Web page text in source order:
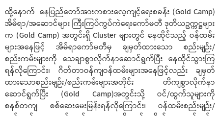
ထို့နောက် နေပြည်တော်အားကစားလေ့ကျင့်ရေးစခန်း (Gold Camp)
အိမ်ရာ/အဆောင်များ ကြီးကြပ်ကွပ်ကဲရေးကော်မတီ ဒုတိယဥက္ကဋ္ဌများ
က (Gold Camp) အတွင်းရှိ Cluster များတွင် နေထိုင်သည့် ဝန်ထမ်း
များအနေဖြင့် အိမ်ရာကော်မတီမှ ချမှတ်ထားသော စည်းမျဉ်း/
စည်းကမ်းများကို သေချာစွာလိုက်နာဆောင်ရွက်ပြီး နေထိုင်သွားကြ
ရန်လိုကြောင်း၊ ဂိတ်တာဝန်ကျဝန်ထမ်းများအနေဖြင့်လည်း ချမှတ်
ထားသောစည်းမျဉ်း/စည်းကမ်းများအတိုင်း တိကျစွာလိုက်နာ
ဆောင်ရွက်ပြီး (Gold Camp)အတွင်းသို့ ဝင်/ထွက်သူများကို
စနစ်တကျ စစ်ဆေးမေးမြန်းရန်လိုကြောင်း၊ ဝန်ထမ်းစည်းမျဉ်း/